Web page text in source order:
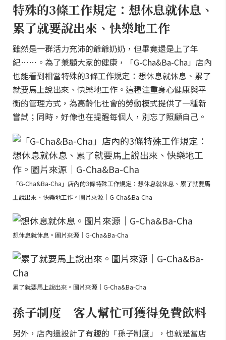
特殊的3條工作規定：想休息就休息、
累了就要說出來、快樂地工作
雖然是一群活力充沛的爺爺奶奶，但畢竟還是上了年
紀……。為了兼顧大家的健康，「G-Cha&Ba-Cha」店內
也能看到相當特殊的3條工作規定：想休息就休息、累了
就要馬上說出來、快樂地工作。這種注重身心健康與平
衡的管理方式，為高齡化社會的勞動模式提供了一種新
嘗試；同時，好像也在提醒每個人，別忘了照顧自己。
「G-Cha&Ba-Cha」店內的3條特殊工作規定：想休息就休息、累了就要馬
上說出來、快樂地工作。圖片來源｜G-Cha&Ba-Cha
想休息就休息。圖片來源｜G-Cha&Ba-Cha
累了就要馬上說出來。圖片來源｜G-Cha&Ba-Cha
孫子制度 客人幫忙可獲得免費飲料
另外，店內還設計了有趣的「孫子制度」，也就是當店